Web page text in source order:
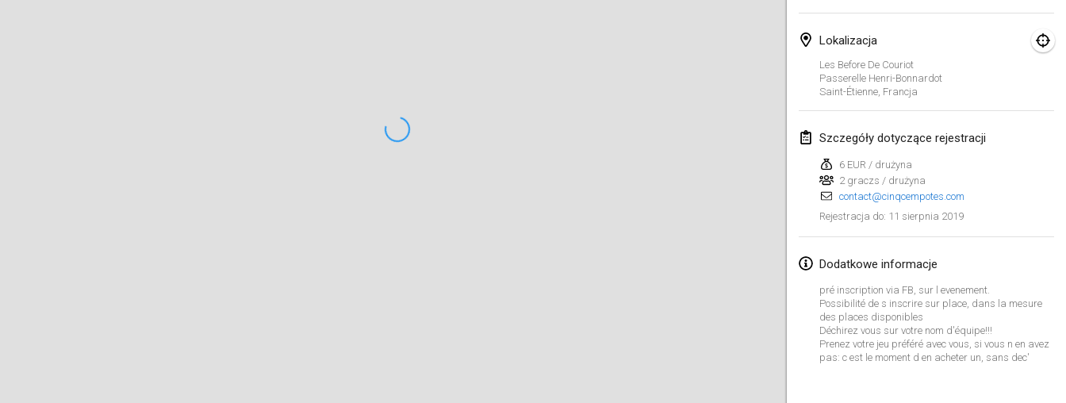
Lokalizacja
Les Before De Couriot
Passerelle Henri-Bonnardot
Saint-Étienne, Francja
Szczegóły dotyczące rejestracji
6 EUR / drużyna
2 graczs / drużyna
contact@cinqcempotes.com
Rejestracja do: 11 sierpnia 2019
Dodatkowe informacje
pré inscription via FB, sur l evenement.
Possibilité de s inscrire sur place, dans la mesure
des places disponibles
Déchirez vous sur votre nom d'équipe!!!
Prenez votre jeu préféré avec vous, si vous n en avez
pas: c est le moment d en acheter un, sans dec'
26 sty 2019
luty 2019
2 lut 2019| Finlandia
Lumi Mölkky
9 lut 2019|Finlandia
9 lut 2019|Francja
OTH
16 lut 2019|Finlandia
Indoor des Bouchons